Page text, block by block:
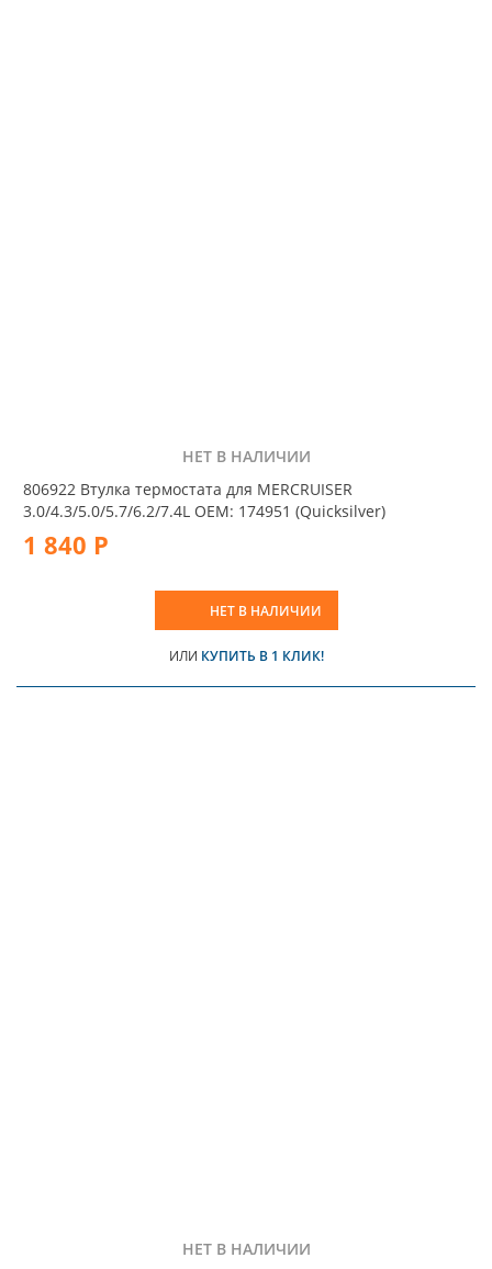
НЕТ В НАЛИЧИИ
806922 Втулка термостата для MERCRUISER
3.0/4.3/5.0/5.7/6.2/7.4L OEM: 174951 (Quicksilver)
1 840 Р
НЕТ В НАЛИЧИИ
ИЛИ КУПИТЬ В 1 КЛИК!
НЕТ В НАЛИЧИИ